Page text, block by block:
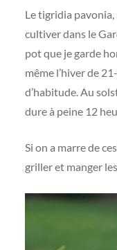
Le tigridia
cultiver dans le
pot que je garde
même l’hiver de
d’habitude. Au
dure à peine 12
Si on a marre de
griller et manger